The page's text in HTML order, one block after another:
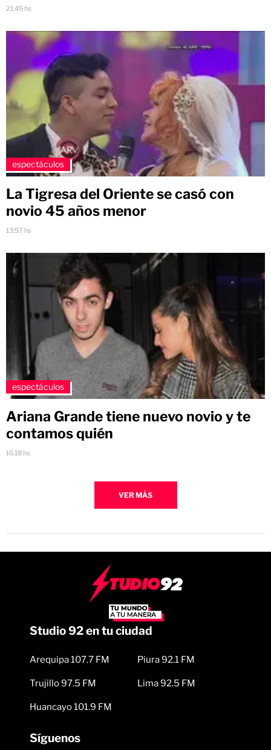
21:45 hs
espectáculos
La Tigresa del Oriente se casó con
novio 45 años menor
13:57 hs
espectáculos
Ariana Grande tiene nuevo novio y te
contamos quién
16:18 hs
VER MÁS
Studio 92 en tu ciudad
Arequipa 107.7 FM
Trujillo 97.5 FM
Huancayo 101.9 FM
Piura 92.1 FM
Lima 92.5 FM
Síguenos